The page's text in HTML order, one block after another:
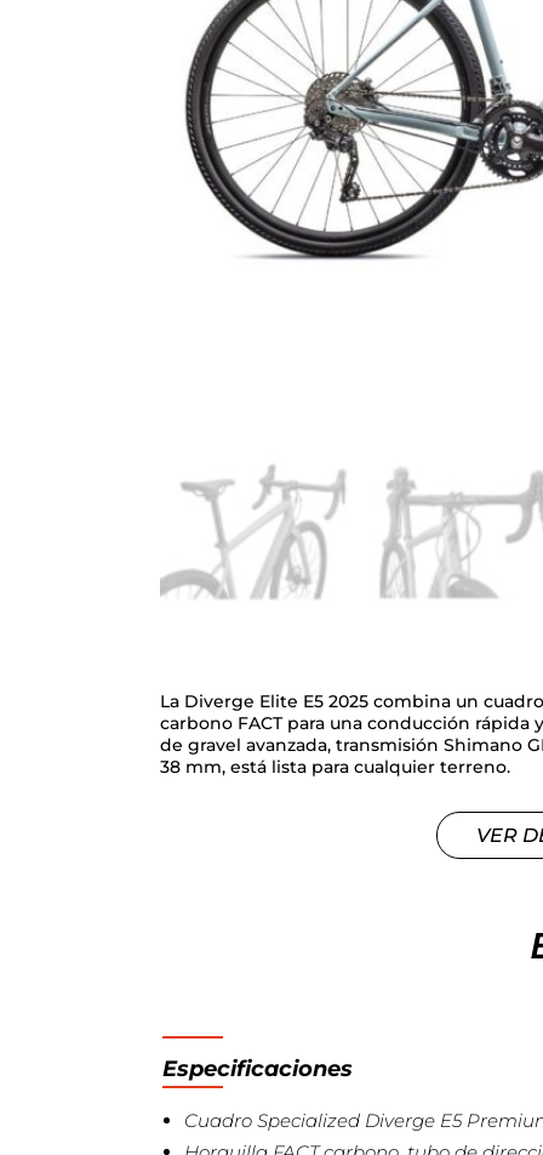
La Diverge Elite E5 2025 combina un
carbono FACT para una conducción
de gravel avanzada, transmisión Shimano
38 mm, está lista para cualquier terreno.
VER
Especificaciones
Cuadro Specialized Diverge E5